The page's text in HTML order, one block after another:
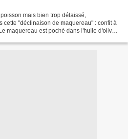
mais bien trop délaissé,
cette "déclinaison de maquereau" : confit à
maquereau est poché dans l'huile d'olive à